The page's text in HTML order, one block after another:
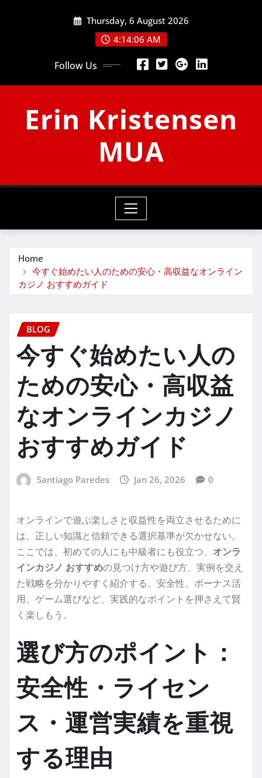
Thursday, 6 August 2026
4:14:06 AM
Follow Us
Erin Kristensen
MUA
Home
今すぐ始めたい人のための安心・高収益なオンライン
カジノ おすすめガイド
BLOG
今すぐ始めたい人の
ための安心・高収益
なオンラインカジノ
おすすめガイド
Santiago Paredes Jan 26, 2026 0
オンラインで遊ぶ楽しさと収益性を両立させるために
は、正しい知識と信頼できる選択基準が欠かせない。
ここでは、初めての人にも中級者にも役立つ、 オンラ
インカジノ おすすめの見つけ方や遊び方、実例を交え
た戦略を分かりやすく紹介する。安全性、ボーナス活
用、ゲーム選びなど、実践的なポイントを押さえて賢
く楽しもう。
選び方のポイント：
安全性・ライセン
ス・運営実績を重視
する理由